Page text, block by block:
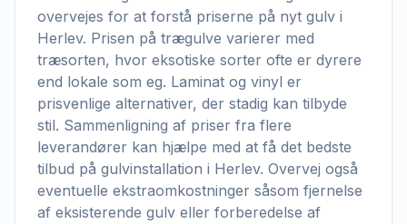
overvejes for at forstå priserne på nyt gulv i
Herlev. Prisen på trægulve varierer med
træsorten, hvor eksotiske sorter ofte er dyrere
end lokale som eg. Laminat og vinyl er
prisvenlige alternativer, der stadig kan tilbyde
stil. Sammenligning af priser fra flere
leverandører kan hjælpe med at få det bedste
tilbud på gulvinstallation i Herlev. Overvej også
eventuelle ekstraomkostninger såsom fjernelse
af eksisterende gulv eller forberedelse af